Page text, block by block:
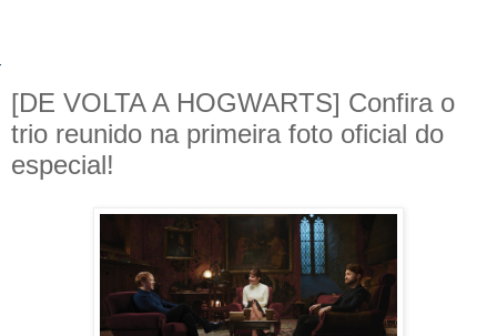
[DE VOLTA A HOGWARTS] Confira o
trio reunido na primeira foto oficial do
especial!